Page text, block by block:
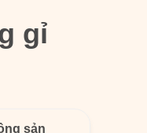
gỉ
gỉ
sản